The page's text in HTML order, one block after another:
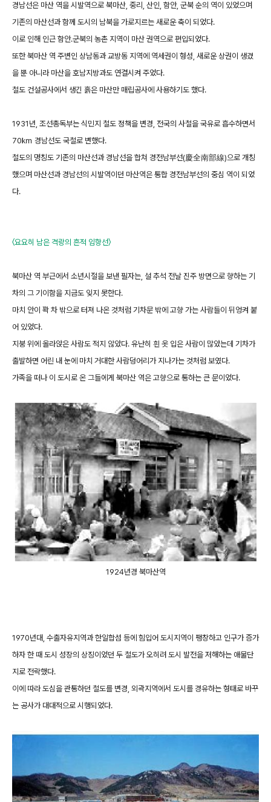
경남선은 마산 역을 시발역으로 북마산, 중리, 산인, 함안, 군북 순의 역이 있었으며
기존의 마산선과 함께 도시의 남북을 가로지르는 새로운 축이 되었다.
이로 인해 인근 함안․군북의 농촌 지역이 마산 권역으로 편입되었다.
또한 북마산 역 주변인 상남동과 교방동 지역에 역세권이 형성, 새로운 상권이 생겼
을 뿐 아니라 마산을 호남지방과도 연결시켜 주었다.
철도 건설공사에서 생긴 흙은 마산만 매립공사에 사용하기도 했다.
1931년, 조선총독부는 식민지 철도 정책을 변경, 전국의 사철을 국유로 흡수하면서
70㎞ 경남선도 국철로 변했다.
철도의 명칭도 기존의 마산선과 경남선을 합쳐 경전남부선(慶全南部線)으로 개칭
했으며 마산선과 경남선의 시발역이던 마산역은 통합 경전남부선의 중심 역이 되었
다.
〈요요히 남은 격랑의 흔적 임항선〉
북마산 역 부근에서 소년시절을 보낸 필자는, 설 추석 전날 진주 방면으로 향하는 기
차의 그 기이함을 지금도 잊지 못한다.
마치 안이 꽉 차 밖으로 터져 나온 것처럼 기차문 밖에 고향 가는 사람들이 뒤엉켜 붙
어 있었다.
지붕 위에 올라앉은 사람도 적지 않았다. 유난히 흰 옷 입은 사람이 많았는데 기차가
출발하면 어린 내 눈에 마치 거대한 사람덩어리가 지나가는 것처럼 보였다.
가족을 떠나 이 도시로 온 그들에게 북마산 역은 고향으로 통하는 큰 문이었다.
1924년경 북마산역
1970년대, 수출자유지역과 한일합섬 등에 힘입어 도시지역이 팽창하고 인구가 증가
하자 한 때 도시 성장의 상징이었던 두 철도가 오히려 도시 발전을 저해하는 애물단
지로 전락했다.
이에 따라 도심을 관통하던 철도를 변경, 외곽지역에서 도시를 경유하는 형태로 바꾸
는 공사가 대대적으로 시행되었다.